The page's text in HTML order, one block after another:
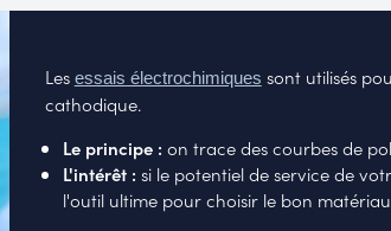
Les essais électrochimiques sont utilisés
cathodique.
Le principe : on trace des courbes de
L'intérêt : si le potentiel de service de
l'outil ultime pour choisir le bon